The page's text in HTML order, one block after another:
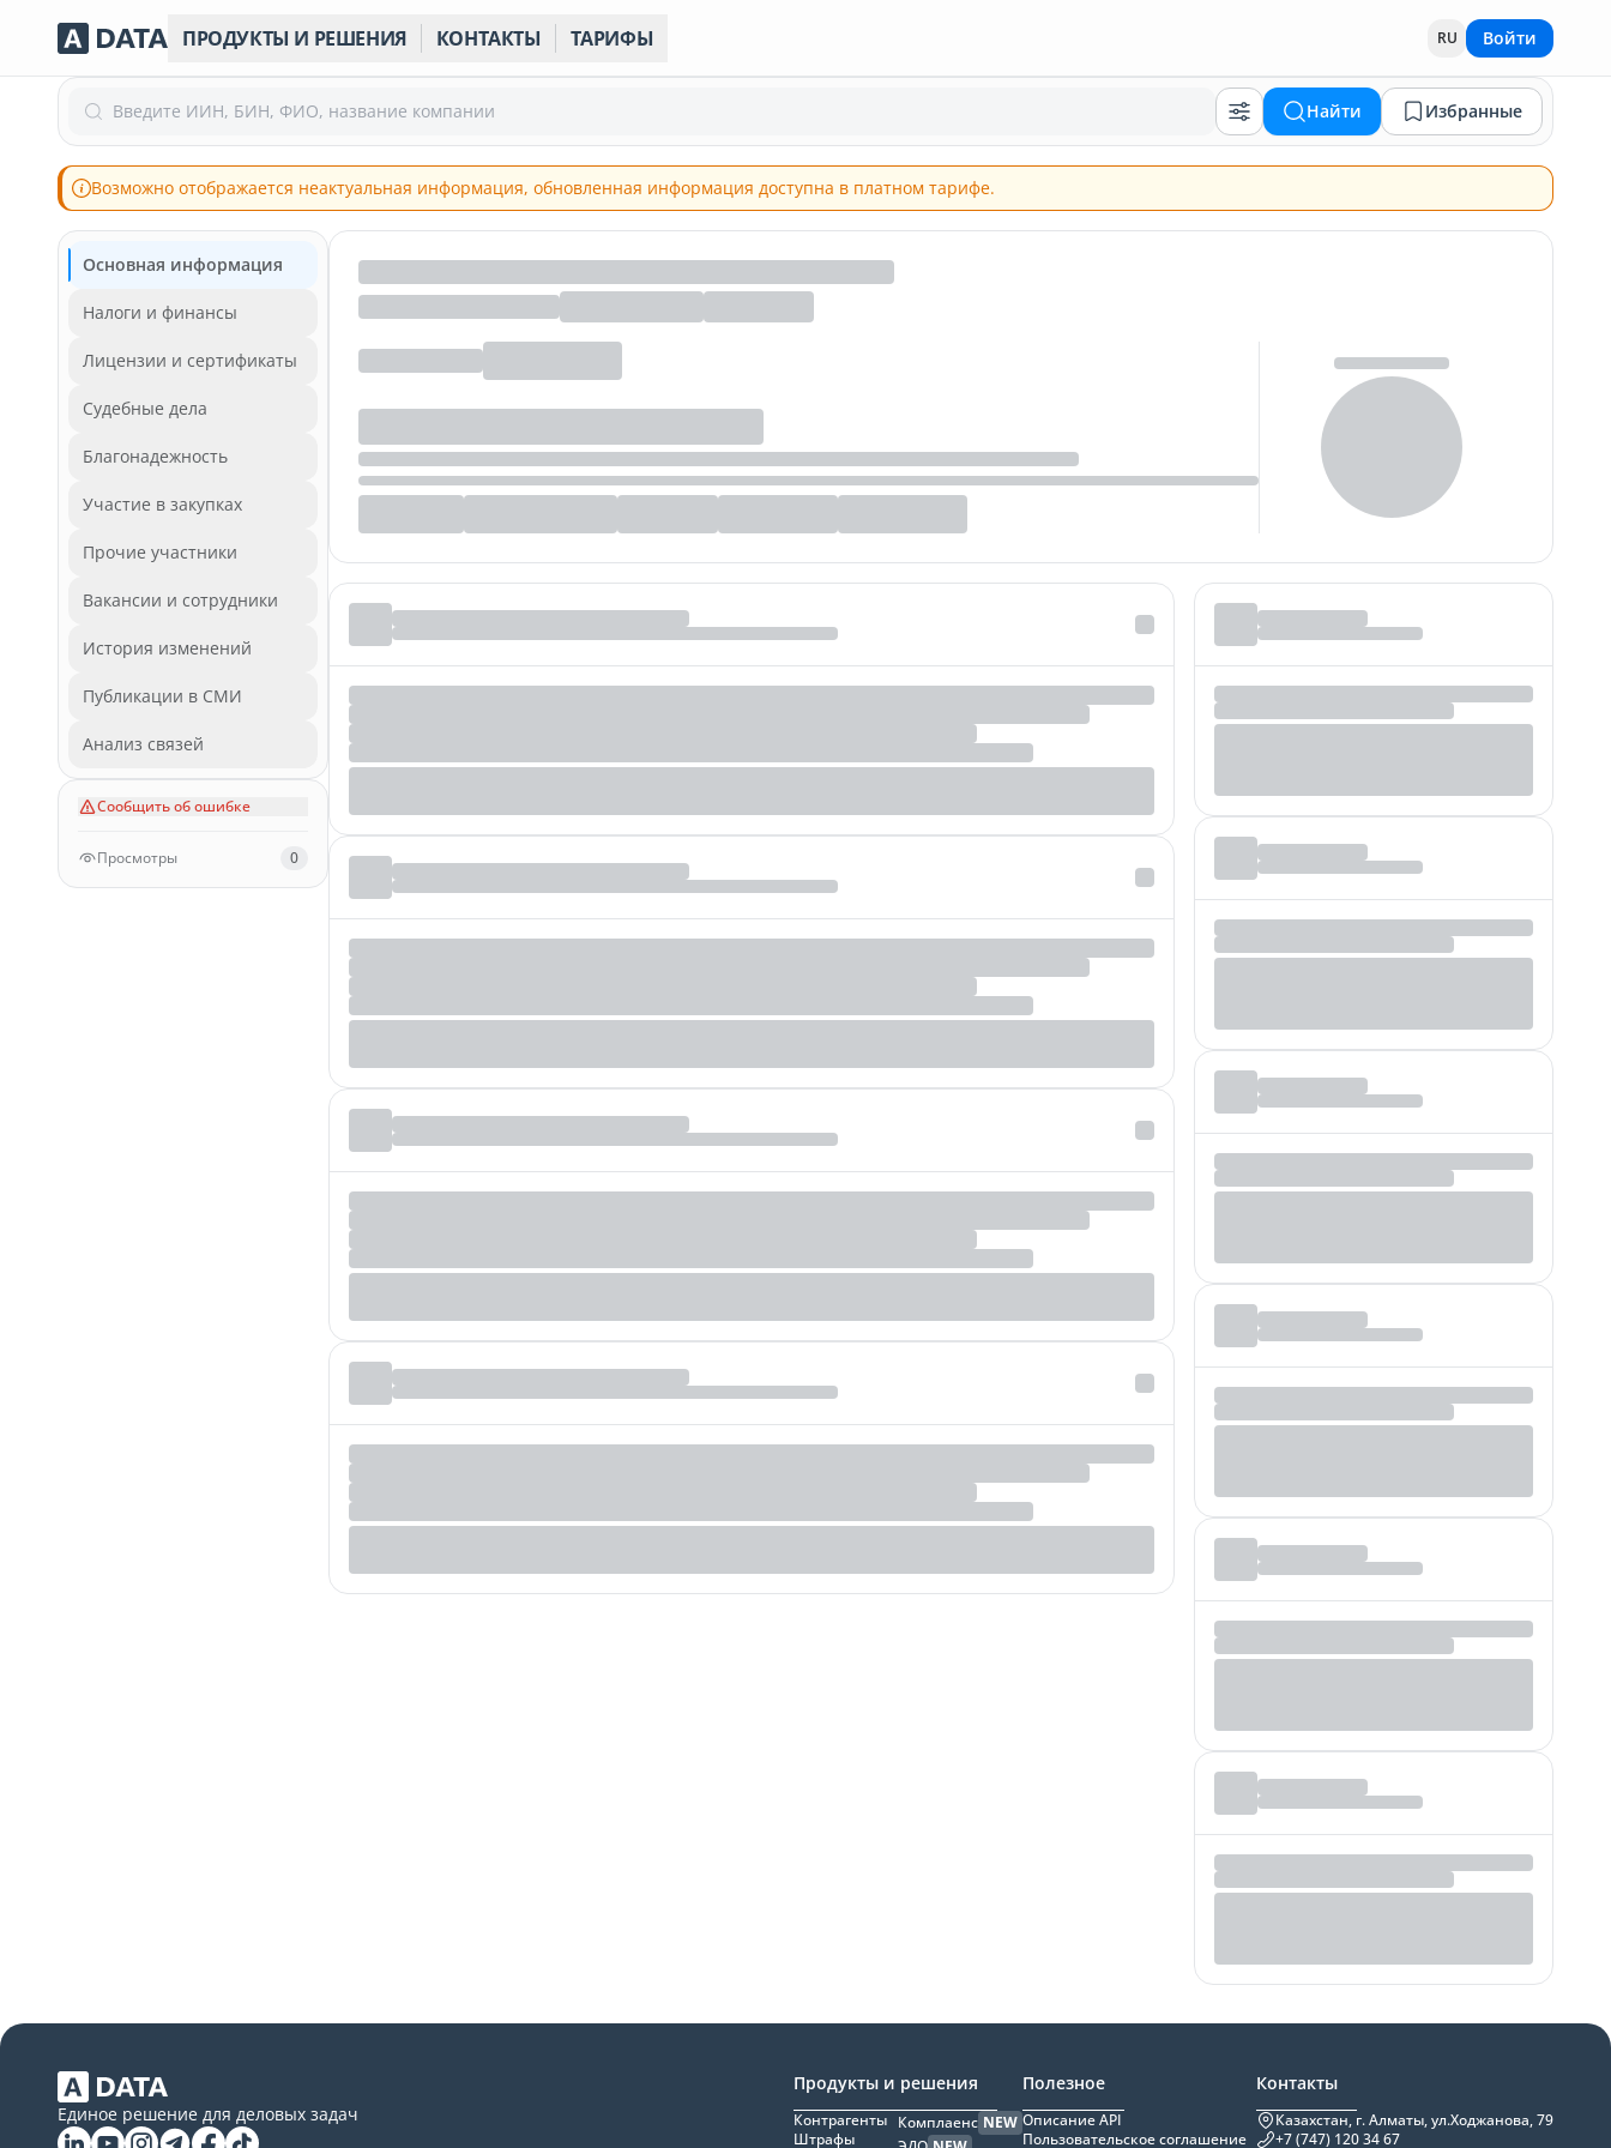
ПРОДУКТЫ И РЕШЕНИЯ КОНТАКТЫ ТАРИФЫ RU Войти
Введите ИИН, БИН, ФИО, название компании Найти Избранные
Возможно отображается неактуальная информация, обновленная информация доступна в платном тарифе.
Основная информация
Налоги и финансы
Лицензии и сертификаты
Судебные дела
Благонадежность
Участие в закупках
Прочие участники
Вакансии и сотрудники
История изменений
Публикации в СМИ
Анализ связей
Сообщить об ошибке
Просмотры 0
Единое решение для деловых задач
Linkedin
YouTube
Instagram
Telegram
Facebook
Tiktok
Продукты и решения
Контрагенты
Штрафы
Комплаенс NEW
Полезное
Описание API
Пользовательское соглашение
Контакты
Казахстан, г. Алматы, ул.Ходжанова, 79
+7 (747) 120 34 67